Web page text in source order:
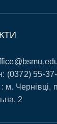
(0372) 55-
м. Чернівці,
2